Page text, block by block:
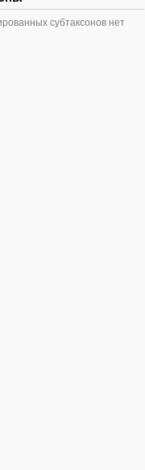
субтаксонов нет